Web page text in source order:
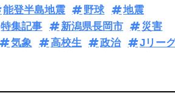
能登半島地震 野球
地震
特集記事 新潟県長岡市
災害
気象 高校生 政治 Jリー